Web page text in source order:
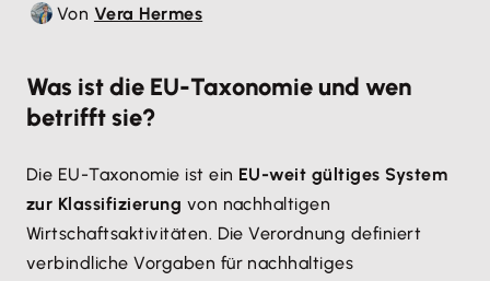
Von Vera Hermes
Was ist die EU-Taxonomie und wen
betrifft sie?
Die EU-Taxonomie ist ein EU-weit gültiges System
zur Klassifizierung von nachhaltigen
Wirtschaftsaktivitäten. Die Verordnung definiert
verbindliche Vorgaben für nachhaltiges